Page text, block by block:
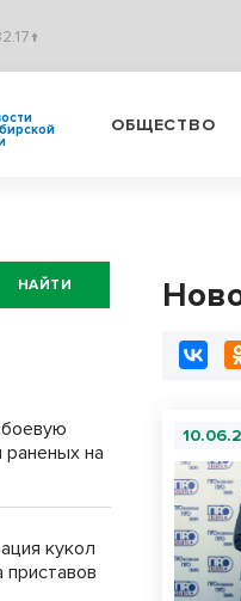
ОБЩЕСТВО
НАЙТИ
раненых на
кукол